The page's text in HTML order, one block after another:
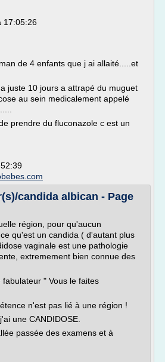
17:05:26
de 4 enfants que j ai allaité.....et
juste 10 jours a attrapé du muguet
au sein medicalement appelé
prendre du fluconazole c est un
candida albican - Page
région, pour qu'aucun
qu'est un candida ( d'autant plus
vaginale est une pathologie
extremement bien connue des
" Vous le faites
n'est pas lié à une région !
une CANDIDOSE.
passée des examens et à